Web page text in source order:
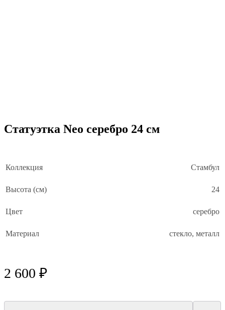
Статуэтка Neo серебро 24 см
Коллекция Стамбул
Высота (см) 24
Цвет серебро
Материал стекло, металл
2 600 ₽